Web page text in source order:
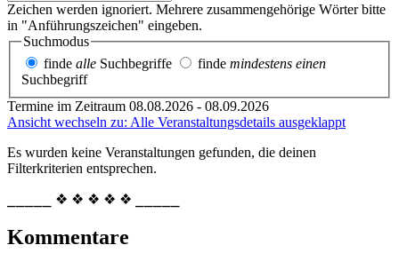
Zeichen werden ignoriert. Mehrere zusammengehörige Wörter bitte
in "Anführungszeichen" eingeben.
Suchmodus
finde alle Suchbegriffe finde mindestens einen
Suchbegriff
Termine im Zeitraum 08.08.2026 - 08.09.2026
Ansicht wechseln zu: Alle Veranstaltungsdetails ausgeklappt
Es wurden keine Veranstaltungen gefunden, die deinen
Filterkriterien entsprechen.
⎯⎯⎯⎯⎯ ❖ ❖ ❖ ❖ ❖ ⎯⎯⎯⎯⎯
Kommentare